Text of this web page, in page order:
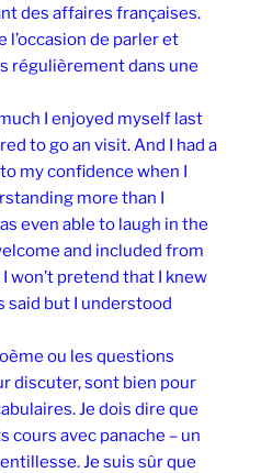
des affaires françaises.
l’occasion de parler et
régulièrement dans une
I enjoyed myself last
to go an visit. And I had a
my confidence when I
more than I
even able to laugh in the
and included from
won’t pretend that I knew
said but I understood
ou les questions
discuter, sont bien pour
Je dois dire que
cours avec panache – un
Je suis sûr que